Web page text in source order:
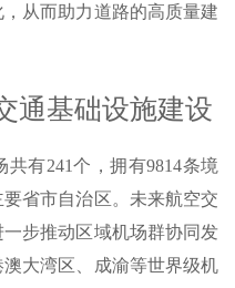
从而助力道路的高质量建
通基础设施建设
有241个，拥有9814条境
省市自治区。未来航空交
步推动区域机场群协同发
大湾区、成渝等世界级机